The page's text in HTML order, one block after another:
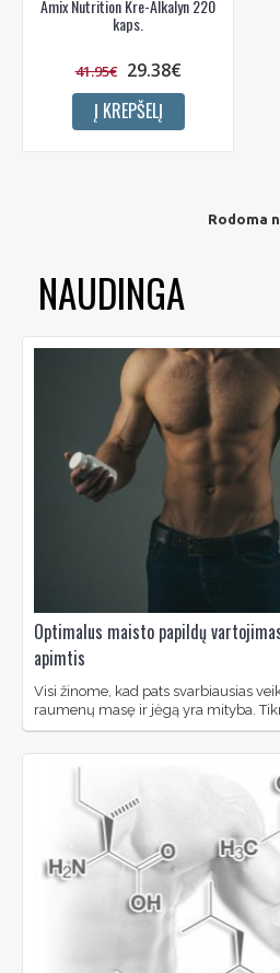
Amix Nutrition Kre-Alkalyn 220
kaps.
41.95€ 29.38€
Į KREPŠELĮ
Rodoma
NAUDINGA
Optimalus maisto papildų
apimtis
Visi žinome, kad pats svarbiausias
raumenų masę ir jėgą yra mityba.